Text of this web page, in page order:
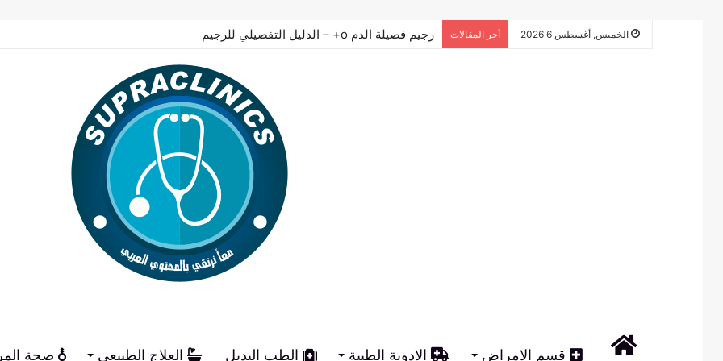
الخميس, أغسطس 6 2026 أخر المقالات تجربتي مع الرجيم الكيميائي
الرئيسيةقسم الامراض الادوية الطبية الطب البديل العلاج الطبيعي صحة